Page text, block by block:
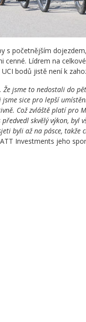
s početnějším
cenné. Lídrem na
bodů jistě není k
jsme to nedostali do
sice pro lepší
Což zvláště platí pro
skvělý výkon, byl
byli až na pásce, takže
Investments jeho